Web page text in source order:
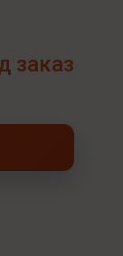
заказ